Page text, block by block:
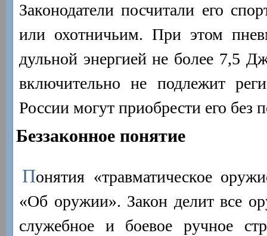
Законодатели посчитали его
или охотничьим. При этом
дульной энергией не более 7,5
включительно не подлежит
России могут приобрести его без
Беззаконное понятие
Понятия «травматическое
«Об оружии». Закон делит все
служебное и боевое ручное